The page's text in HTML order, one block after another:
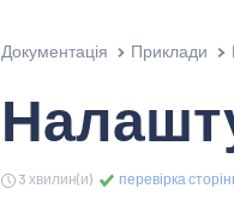
Документація Приклади
3 хвилин(и) перевірка